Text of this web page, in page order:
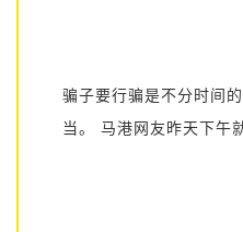
骗子要行骗是不分时间
当。 马港网友昨天下午